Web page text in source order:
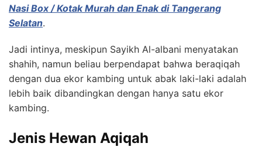
Nasi Box / Kotak Murah dan Enak di Tangerang
Selatan.
Jadi intinya, meskipun Sayikh Al-albani menyatakan
shahih, namun beliau berpendapat bahwa beraqiqah
dengan dua ekor kambing untuk abak laki-laki adalah
lebih baik dibandingkan dengan hanya satu ekor
kambing.
Jenis Hewan Aqiqah